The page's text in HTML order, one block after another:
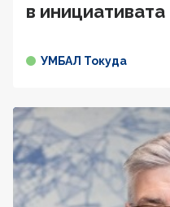
в
УМБАЛ Токуда